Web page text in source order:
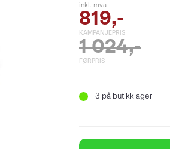
inkl. mva
819,-
KAMPANJEPRIS
1 024,-
FØRPRIS
3 på butikklager